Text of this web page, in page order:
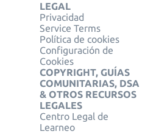
LEGAL
Privacidad
Service Terms
Política de cookies
Configuración de
Cookies
COPYRIGHT, GUÍAS
COMUNITARIAS, DSA
& OTROS RECURSOS
LEGALES
Centro Legal de
Learneo